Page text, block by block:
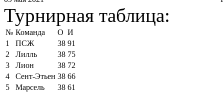
Турнирная таблица:
№ Команда О И
1
ПСЖ 38 91
2
Лилль 38 75
3
Лион 38 72
4
Сент-Этьен 38 66
5
Марсель 38 61